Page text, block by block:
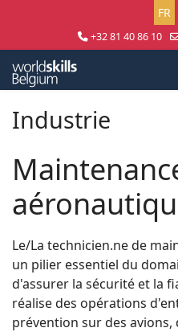
FR
+32 81 40 86 10
Industrie
Le/La technicien.ne de
un pilier essentiel du
d'assurer la sécurité et la
réalise des opérations
prévention sur des avions,